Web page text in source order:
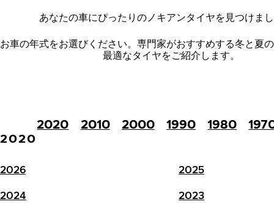
あなたの車にぴったりのノキアンタイヤを見つけま
お車の年式をお選びください。 専門家がおすすめする冬と夏
最適なタイヤをご紹介します。
2020 2010 2000 1990 1980
2020
2026 2025
2024 2023